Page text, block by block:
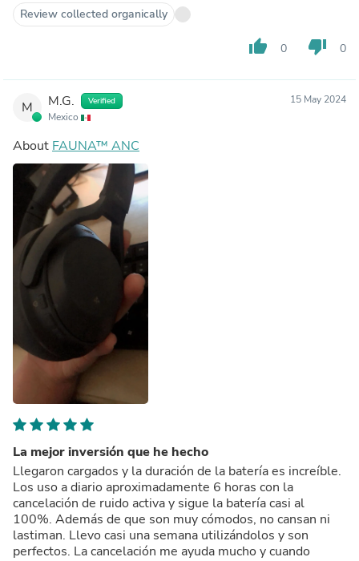
escuche con claridad el micrófono que trae no da lo
suficiente para captar al 100% tu voz tienes que levantar
mucho la voz para que se aprecie de manera clara del otro
lado, pero en espacios cerrados se capta claramente la
reconocer ya que tiene una larga duración y no es de que
te estés preocupando de que se le terminara pronto, el
avizor de batería baja se acciona de manera oportuna, la
carga total es en casi 3 horas sin duda una excelente
compra, me encantaría que hicieran estuche rígido para
los audífonos.
Como siempre lo he dicho hay que leer bien el manual
para sacarle el máximo provechó del producto y para
saber como pasar de una función a otra.
Review collected organically
thumb_up 0 thumb_down 0
M M.G. Verified
Mexico
15 May 2024
About FAUNA™ ANC
La mejor inversión que he hecho
Llegaron cargados y la duración de la batería es increíble.
Los uso a diario aproximadamente 6 horas con la
cancelación de ruido activa y sigue la batería casi al
100%. Además de que son muy cómodos, no cansan ni
lastiman. Llevo casi una semana utilizándolos y son
perfectos. La cancelación me ayuda mucho y cuando